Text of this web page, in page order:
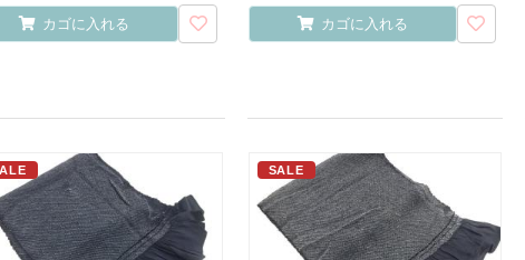
カゴに入れる カゴに入れる
SALE